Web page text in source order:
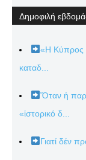
Δημοφιλή
«Η Κύπρος
καταδ...
Ὅταν ἡ
«ἱστορικό δ...
Γιατί δέν